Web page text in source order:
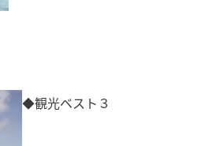
◆観光ベスト３